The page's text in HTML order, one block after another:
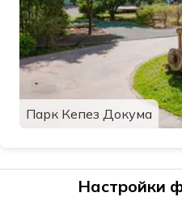
Парк Кепез Докума
Настройки